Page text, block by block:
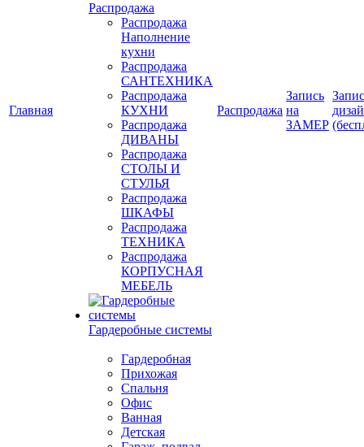
Главная
Распродажа
Распродажа
Наполнение
кухни
Распродажа
САНТЕХНИКА
Распродажа
КУХНИ
Распродажа
ДИВАНЫ
Распродажа
СТОЛЫ И
СТУЛЬЯ
Распродажа
ШКАФЫ
Распродажа
ТЕХНИКА
Распродажа
КОРПУСНАЯ
МЕБЕЛЬ
Гардеробные системы
Гардеробная
Прихожая
Спальня
Офис
Ванная
Детская
Распродажа
Запись
на
ЗАМЕР